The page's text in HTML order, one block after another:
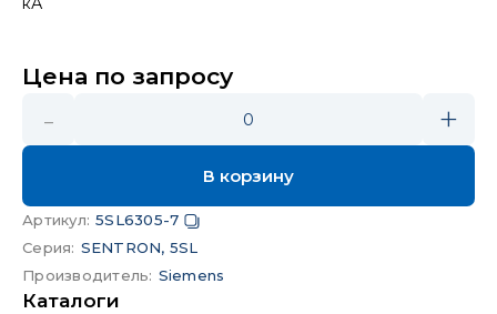
Цена по запросу
- 0 +
В корзину
Артикул: 5SL6305-7
Серия: SENTRON, 5SL
Производитель: Siemens
Каталоги